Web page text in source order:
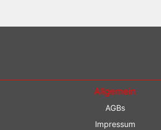
Allgemein
AGBs
Impressum